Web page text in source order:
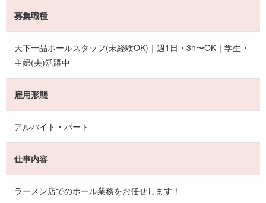
募集職種
天下一品ホールスタッフ(未経験OK)｜週1日・3h〜OK｜学生・
主婦(夫)活躍中
雇用形態
アルバイト・パート
仕事内容
ラーメン店でのホール業務をお任せします！